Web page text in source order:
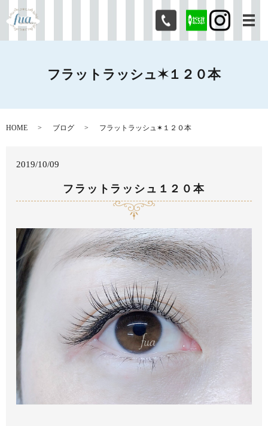
メ
フラットラッシュ✶１２０本
HOME ブログ フラットラッシュ✶１２０本
2019/10/09
フラットラッシュ１２０本